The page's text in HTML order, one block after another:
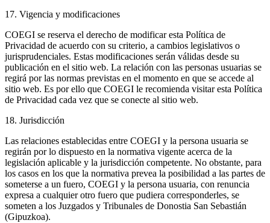
17. Vigencia y modificaciones
COEGI se reserva el derecho de modificar esta Política de
Privacidad de acuerdo con su criterio, a cambios legislativos o
jurisprudenciales. Estas modificaciones serán válidas desde su
publicación en el sitio web. La relación con las personas usuarias se
regirá por las normas previstas en el momento en que se accede al
sitio web. Es por ello que COEGI le recomienda visitar esta Política
de Privacidad cada vez que se conecte al sitio web.
18. Jurisdicción
Las relaciones establecidas entre COEGI y la persona usuaria se
regirán por lo dispuesto en la normativa vigente acerca de la
legislación aplicable y la jurisdicción competente. No obstante, para
los casos en los que la normativa prevea la posibilidad a las partes de
someterse a un fuero, COEGI y la persona usuaria, con renuncia
expresa a cualquier otro fuero que pudiera corresponderles, se
someten a los Juzgados y Tribunales de Donostia San Sebastián
(Gipuzkoa).